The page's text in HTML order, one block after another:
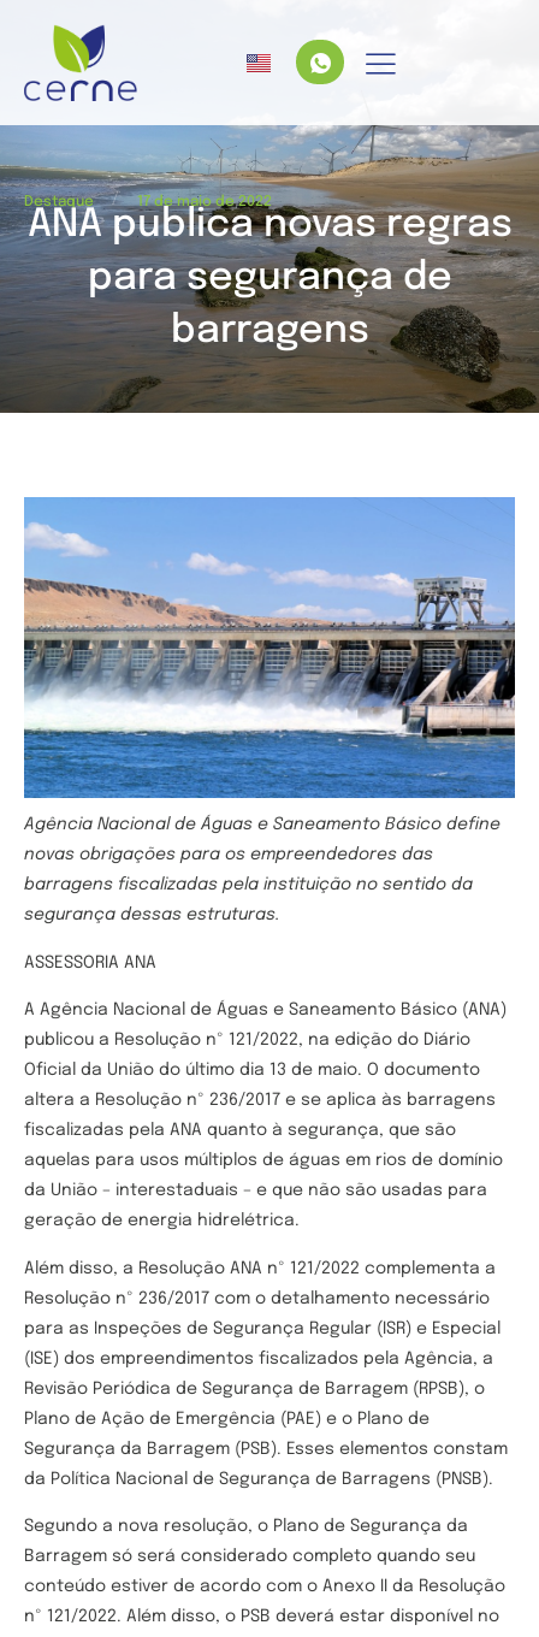
Destaque / 17 de maio de 2022
ANA publica novas regras
para segurança de
barragens
Agência Nacional de Águas e Saneamento Básico define
novas obrigações para os empreendedores das
barragens fiscalizadas pela instituição no sentido da
segurança dessas estruturas.
ASSESSORIA ANA
A Agência Nacional de Águas e Saneamento Básico (ANA)
publicou a Resolução nº 121/2022, na edição do Diário
Oficial da União do último dia 13 de maio. O documento
altera a Resolução nº 236/2017 e se aplica às barragens
fiscalizadas pela ANA quanto à segurança, que são
aquelas para usos múltiplos de águas em rios de domínio
da União – interestaduais – e que não são usadas para
geração de energia hidrelétrica.
Além disso, a Resolução ANA nº 121/2022 complementa a
Resolução nº 236/2017 com o detalhamento necessário
para as Inspeções de Segurança Regular (ISR) e Especial
(ISE) dos empreendimentos fiscalizados pela Agência, a
Revisão Periódica de Segurança de Barragem (RPSB), o
Plano de Ação de Emergência (PAE) e o Plano de
Segurança da Barragem (PSB). Esses elementos constam
da Política Nacional de Segurança de Barragens (PNSB).
Segundo a nova resolução, o Plano de Segurança da
Barragem só será considerado completo quando seu
conteúdo estiver de acordo com o Anexo II da Resolução
nº 121/2022. Além disso, o PSB deverá estar disponível no